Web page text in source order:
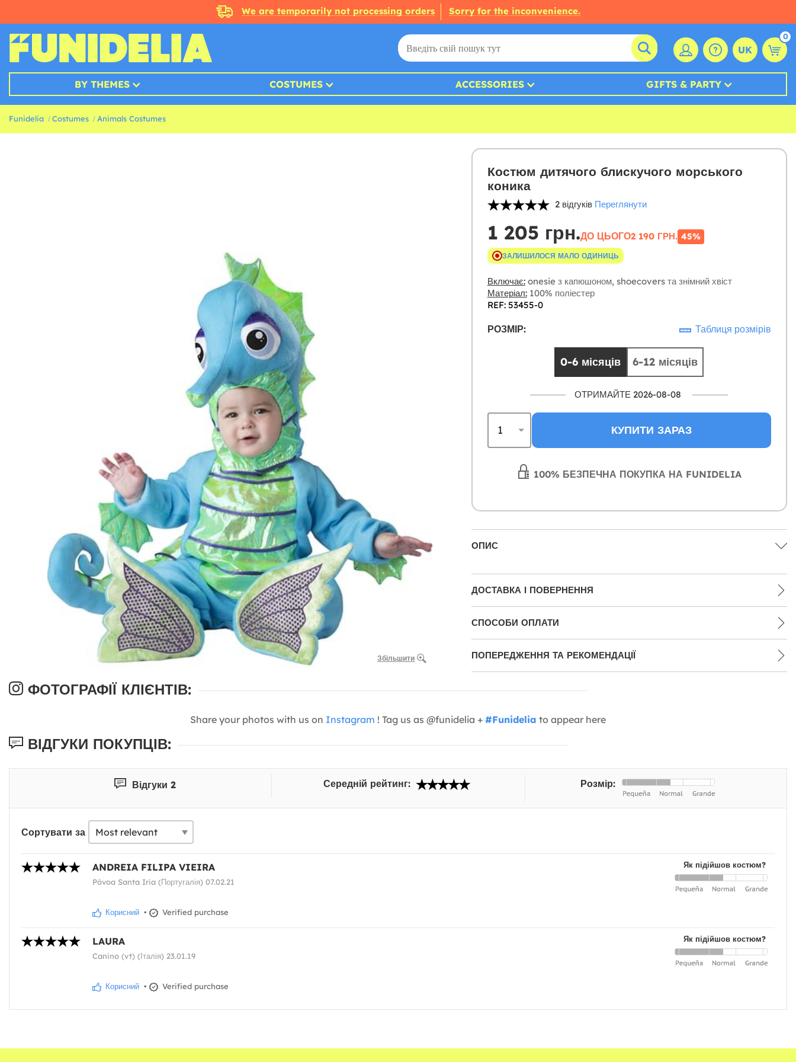
We are temporarily not processing orders Sorry for the inconvenience.
UK
0
BY THEMES COSTUMES ACCESSORIES GIFTS & PARTY
Funidelia Costumes Animals Costumes
Збільшити
Костюм дитячого блискучого морського
коника
2 відгуків Переглянути
1 205 грн.ДО ЦЬОГО2 190 ГРН. 45%
ЗАЛИШИЛОСЯ МАЛО ОДИНИЦЬ
Включає:onesie з капюшоном, shoecovers та знімний хвіст
Матеріал:100% поліестер
REF: 53455-0
РОЗМІР: Таблиця розмірів
0-6 місяців 6-12 місяців
ОТРИМАЙТЕ 2026-08-08
КУПИТИ ЗАРАЗ
100% БЕЗПЕЧНА ПОКУПКА НА FUNIDELIA
ОПИС
ДОСТАВКА І ПОВЕРНЕННЯ
СПОСОБИ ОПЛАТИ
ПОПЕРЕДЖЕННЯ ТА РЕКОМЕНДАЦІЇ
ФОТОГРАФІЇ КЛІЄНТІВ:
Share your photos with us on Instagram ! Tag us as @funidelia + #Funidelia to appear here
ВІДГУКИ ПОКУПЦІВ:
Відгуки 2 Середній рейтинг: Розмір:
Сортувати за
Як підійшов костюм?
ANDREIA FILIPA VIEIRA
Póvoa Santa Iria (Португалія) 07.02.21
Корисний • Verified purchase
Як підійшов костюм?
LAURA
Canino (vt) (Італія) 23.01.19
Корисний • Verified purchase